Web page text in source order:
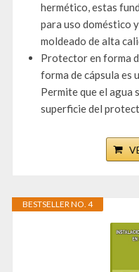
hermético, estas
para uso doméstico
moldeado de alta
Protector en forma
forma de cápsula es
Permite que el agua
superficie del
BESTSELLER NO. 4